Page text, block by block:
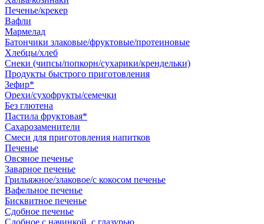
Печенье/крекер
Вафли
Мармелад
Батончики злаковые/фруктовые/протеиновые
Хлебцы/хлеб
Снеки (чипсы/попкорн/сухарики/крендельки)
Продукты быстрого приготовления
Зефир*
Орехи/сухофрукты/семечки
Без глютена
Пастила фруктовая*
Сахарозаменители
Смеси для приготовления напитков
Печенье
Овсяное печенье
Заварное печенье
Грильяжное/злаковое/с кокосом печенье
Вафельное печенье
Бисквитное печенье
Сдобное печенье
Сдобное с начинкой, с глазурью